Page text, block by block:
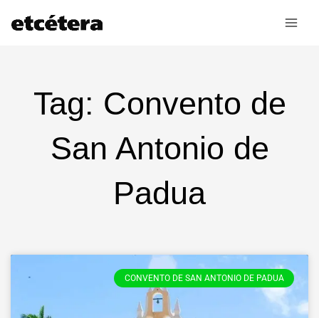
Tag: Convento de
San Antonio de
Padua
CONVENTO DE SAN ANTONIO DE PADUA